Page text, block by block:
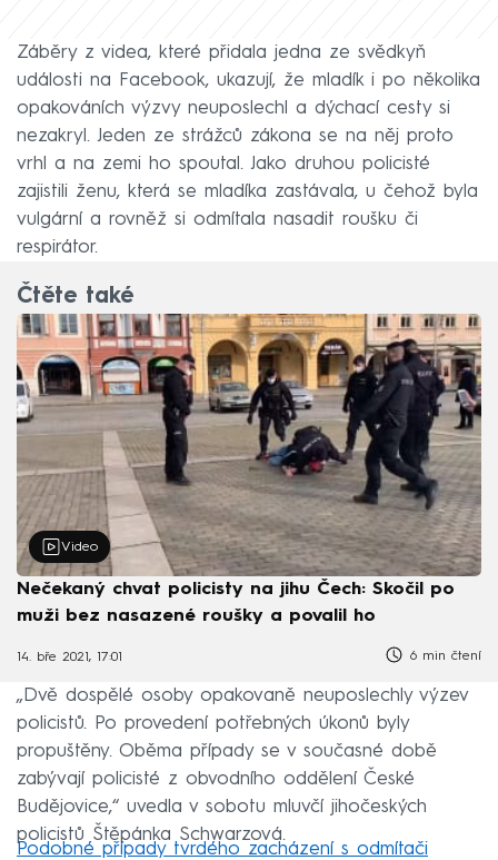
Záběry z videa, které přidala jedna ze svědkyň
události na Facebook, ukazují, že mladík i po několika
opakováních výzvy neuposlechl a dýchací cesty si
nezakryl. Jeden ze strážců zákona se na něj proto
vrhl a na zemi ho spoutal. Jako druhou policisté
zajistili ženu, která se mladíka zastávala, u čehož byla
vulgární a rovněž si odmítala nasadit roušku či
respirátor.
Čtěte také
Video
Nečekaný chvat policisty na jihu Čech: Skočil po
muži bez nasazené roušky a povalil ho
14. bře 2021, 17:01 6 min čtení
„Dvě dospělé osoby opakovaně neuposlechly výzev
policistů. Po provedení potřebných úkonů byly
propuštěny. Oběma případy se v současné době
zabývají policisté z obvodního oddělení České
Budějovice,“ uvedla v sobotu mluvčí jihočeských
policistů Štěpánka Schwarzová.
Podobné případy tvrdého zacházení s odmítači